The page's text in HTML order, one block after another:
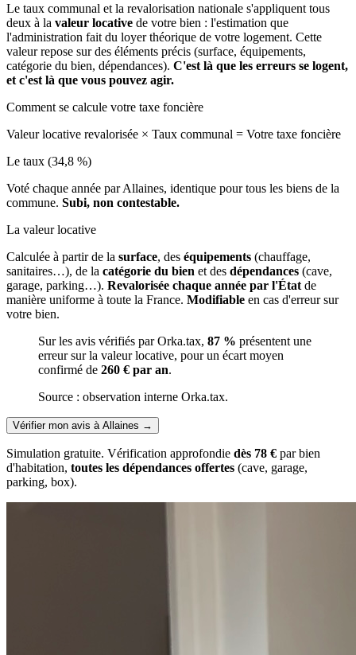
Le taux communal et la revalorisation nationale s'appliquent tous
deux à la valeur locative de votre bien : l'estimation que
l'administration fait du loyer théorique de votre logement. Cette
valeur repose sur des éléments précis (surface, équipements,
catégorie du bien, dépendances). C'est là que les erreurs se logent,
et c'est là que vous pouvez agir.
Comment se calcule votre taxe foncière
Valeur locative revalorisée × Taux communal = Votre taxe foncière
Le taux (34,8 %)
Voté chaque année par Allaines, identique pour tous les biens de la
commune. Subi, non contestable.
La valeur locative
Calculée à partir de la surface, des équipements (chauffage,
sanitaires…), de la catégorie du bien et des dépendances (cave,
garage, parking…). Revalorisée chaque année par l'État de
manière uniforme à toute la France. Modifiable en cas d'erreur sur
votre bien.
Sur les avis vérifiés par Orka.tax, 87 % présentent une
erreur sur la valeur locative, pour un écart moyen
confirmé de 260 € par an.
Source : observation interne Orka.tax.
Vérifier mon avis à Allaines →
Simulation gratuite. Vérification approfondie dès 78 € par bien
d'habitation, toutes les dépendances offertes (cave, garage,
parking, box).